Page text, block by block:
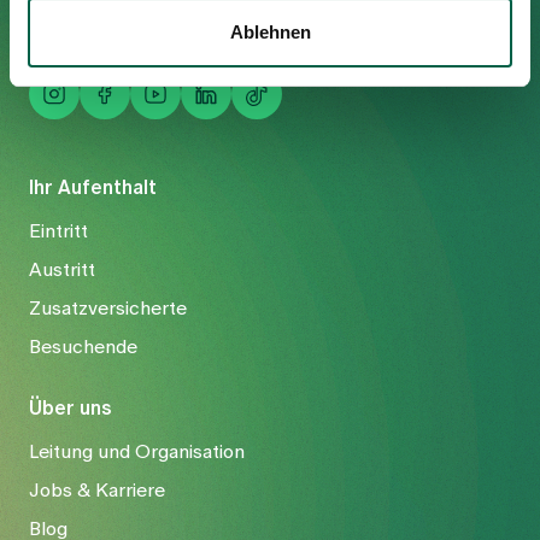
Ablehnen
Ihr Aufenthalt
Eintritt
Austritt
Zusatzversicherte
Besuchende
Über uns
Leitung und Organisation
Jobs & Karriere
Blog